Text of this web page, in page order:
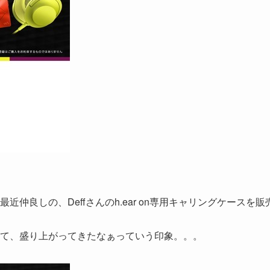
近仲良しの、Deffさんのh.ear on専用キャリングケースを販
盛り上がってきたなぁっていう印象。。。